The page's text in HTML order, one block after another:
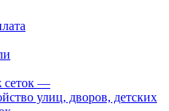
—
улиц, дворов, детских